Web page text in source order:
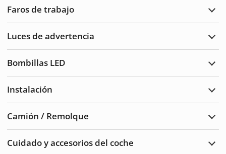
Faros de trabajo
Luces de advertencia
Bombillas LED
Instalación
Camión / Remolque
Cuidado y accesorios del coche